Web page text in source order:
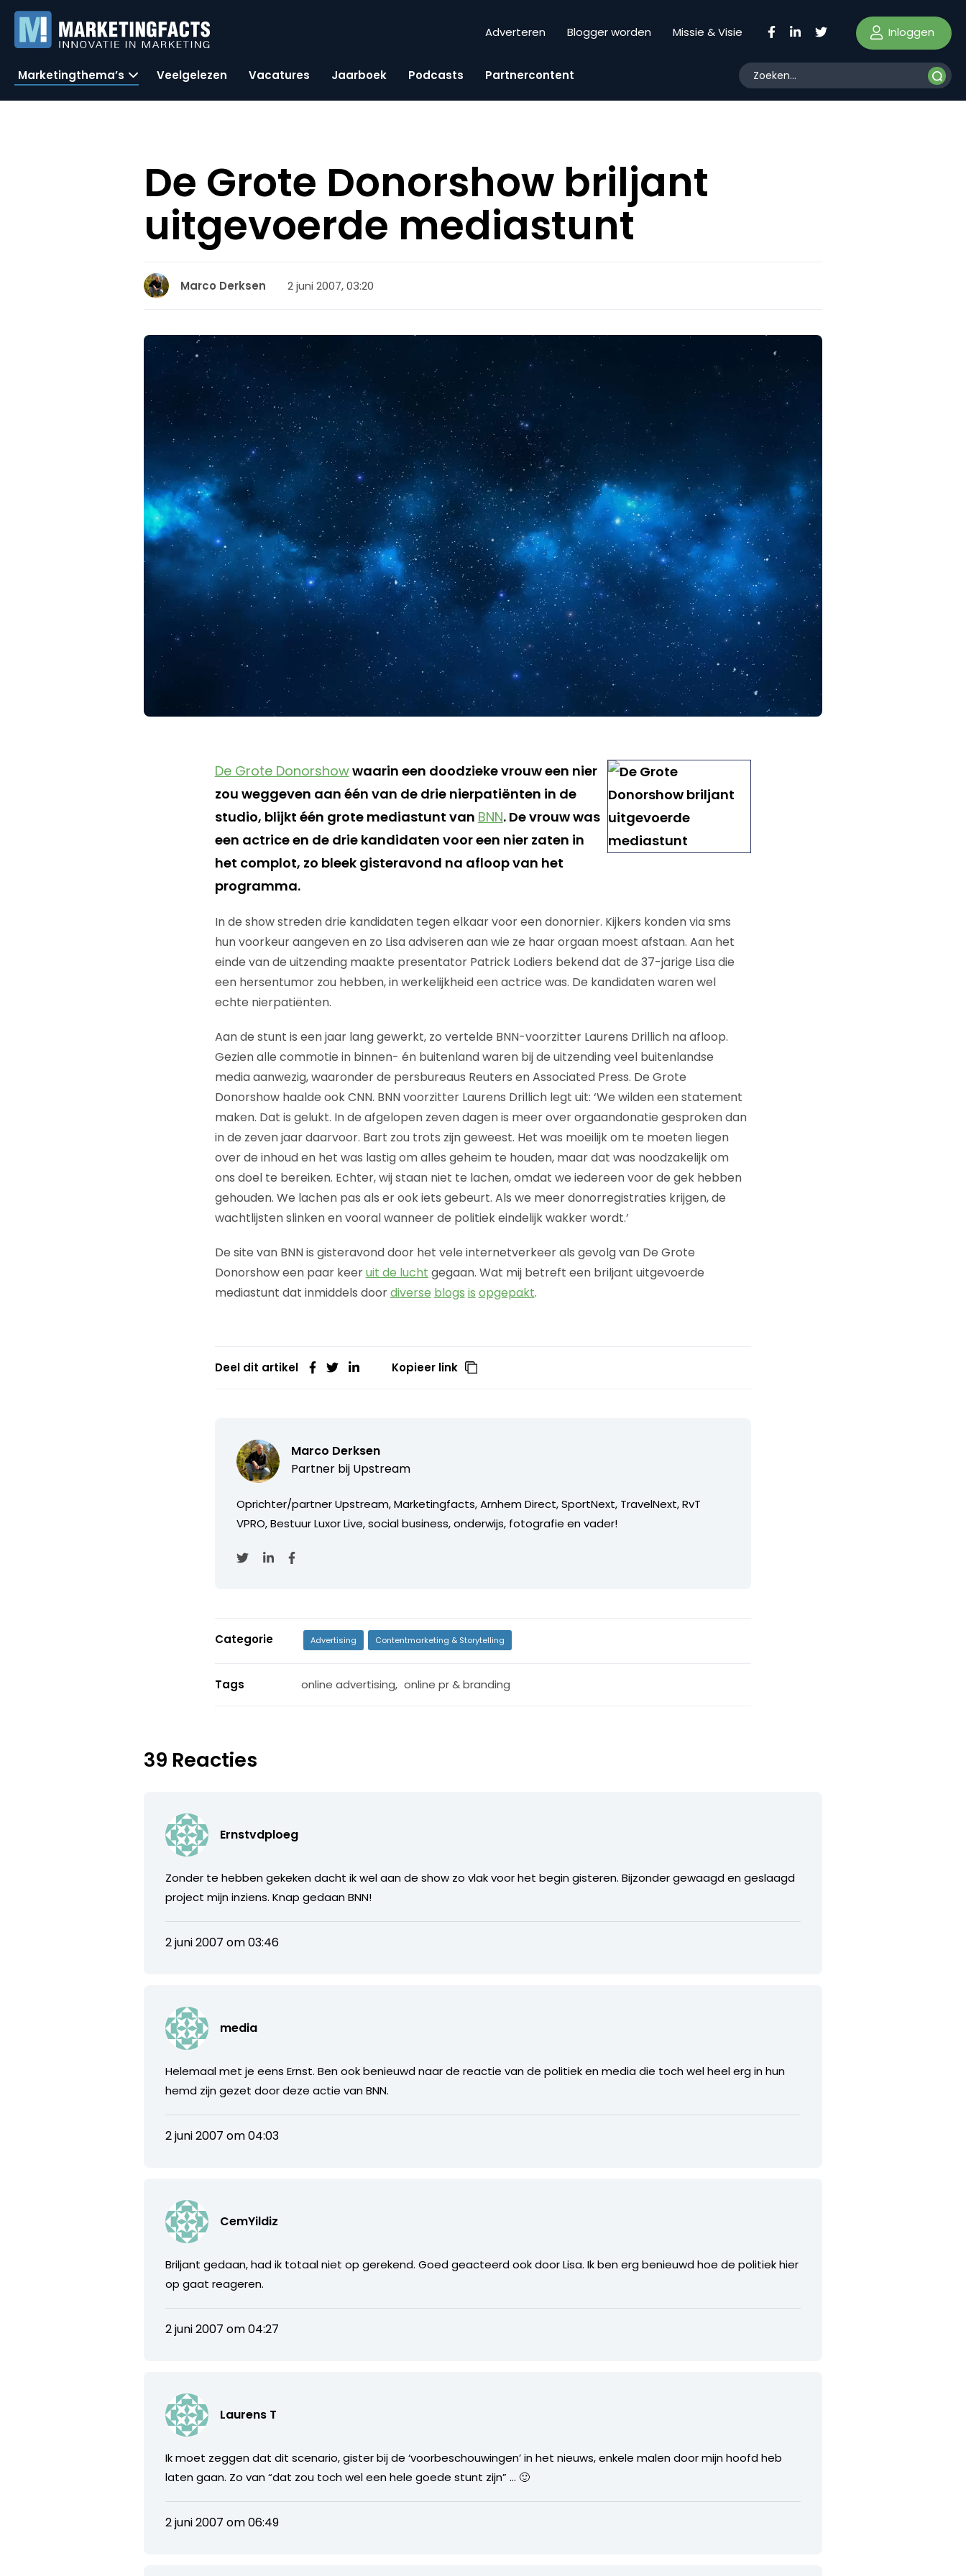
Adverteren Blogger worden Missie & Visie Inloggen
Marketingthema’s Veelgelezen Vacatures Jaarboek Podcasts Partnercontent
De Grote Donorshow briljant
uitgevoerde mediastunt
Marco Derksen 2 juni 2007, 03:20
De Grote Donorshowwaarin een doodzieke vrouw een nier
zou weggeven aan één van de drie nierpatiënten in de
studio, blijkt één grote mediastunt van BNN. De vrouw was
een actrice en de drie kandidaten voor een nier zaten in
het complot, zo bleek gisteravond na afloop van het
programma.
In de show streden drie kandidaten tegen elkaar voor een donornier. Kijkers konden via sms
hun voorkeur aangeven en zo Lisa adviseren aan wie ze haar orgaan moest afstaan. Aan het
einde van de uitzending maakte presentator Patrick Lodiers bekend dat de 37-jarige Lisa die
een hersentumor zou hebben, in werkelijkheid een actrice was. De kandidaten waren wel
echte nierpatiënten.
Aan de stunt is een jaar lang gewerkt, zo vertelde BNN-voorzitter Laurens Drillich na afloop.
Gezien alle commotie in binnen- én buitenland waren bij de uitzending veel buitenlandse
media aanwezig, waaronder de persbureaus Reuters en Associated Press. De Grote
Donorshow haalde ook CNN. BNN voorzitter Laurens Drillich legt uit: ‘We wilden een statement
maken. Dat is gelukt. In de afgelopen zeven dagen is meer over orgaandonatie gesproken dan
in de zeven jaar daarvoor. Bart zou trots zijn geweest. Het was moeilijk om te moeten liegen
over de inhoud en het was lastig om alles geheim te houden, maar dat was noodzakelijk om
ons doel te bereiken. Echter, wij staan niet te lachen, omdat we iedereen voor de gek hebben
gehouden. We lachen pas als er ook iets gebeurt. Als we meer donorregistraties krijgen, de
wachtlijsten slinken en vooral wanneer de politiek eindelijk wakker wordt.’
De site van BNN is gisteravond door het vele internetverkeer als gevolg van De Grote
Donorshow een paar keeruit de lucht gegaan. Wat mij betreft een briljant uitgevoerde
mediastunt dat inmiddels doordiverse blogs is opgepakt.
Deel dit artikel Kopieer link
Marco Derksen
Partner bij Upstream
Oprichter/partner Upstream, Marketingfacts, Arnhem Direct, SportNext, TravelNext, RvT
VPRO, Bestuur Luxor Live, social business, onderwijs, fotografie en vader!
Categorie Advertising Contentmarketing & Storytelling
Tags online advertising, online pr & branding
39 Reacties
Ernstvdploeg
Zonder te hebben gekeken dacht ik wel aan de show zo vlak voor het begin gisteren. Bijzonder gewaagd en geslaagd
project mijn inziens. Knap gedaan BNN!
2 juni 2007 om 03:46
media
Helemaal met je eens Ernst. Ben ook benieuwd naar de reactie van de politiek en media die toch wel heel erg in hun
hemd zijn gezet door deze actie van BNN.
2 juni 2007 om 04:03
CemYildiz
Briljant gedaan, had ik totaal niet op gerekend. Goed geacteerd ook door Lisa. Ik ben erg benieuwd hoe de politiek hier
op gaat reageren.
2 juni 2007 om 04:27
Laurens T
Ik moet zeggen dat dit scenario, gister bij de ‘voorbeschouwingen’ in het nieuws, enkele malen door mijn hoofd heb
laten gaan. Zo van “dat zou toch wel een hele goede stunt zijn” … 🙂
2 juni 2007 om 06:49